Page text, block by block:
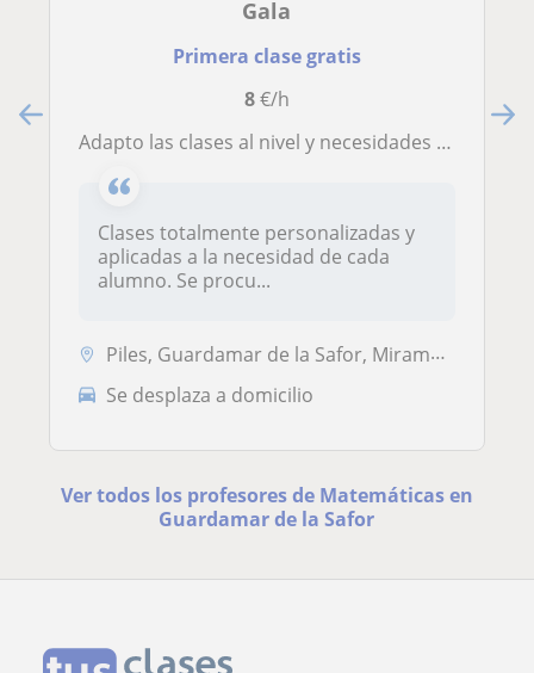
Gala
Primera clase gratis
8€/h
Adapto las clases al nivel y necesidades de cada alumno
Clases totalmente personalizadas y
aplicadas a la necesidad de cada
alumno. Se procu...
Piles, Guardamar de la Safor, Miramar, Oliva
Se desplaza a domicilio
Ver todos los profesores de Matemáticas en
Guardamar de la Safor